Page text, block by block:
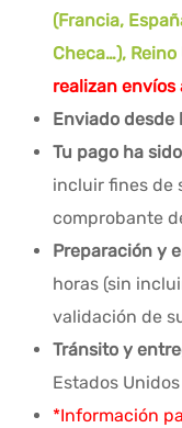
(Francia,
Checa…),
realizan envíos
Enviado desde
Tu pago ha
incluir fines de
comprobante
Preparación y
horas (sin
validación de
Tránsito y
Estados
*Información